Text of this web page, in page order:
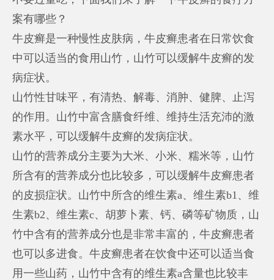
案有哪些？
牛皮癣是一种慢性皮肤病，牛皮癣患者在日常饮食
中可以适当的食用山竹，山竹可以缓解牛皮癣的发
病症状。
山竹性甘味平，有清热、解毒、消肿、健脾、止泻
的作用。山竹中富含膳食纤维、维持生活充沛的激
素水平，可以缓解牛皮癣的发病症状。
山竹的营养成分主要为大米、小米、糯米等，山竹
所含有的营养成分也比较多，可以缓解牛皮癣患者
的皮损症状。山竹中所含的维生素a、维生素b1、维
生素b2、维生素c、胡萝卜素、钙、磷等矿物质，山
竹中含有的营养成分也是非常丰富的，牛皮癣患者
也可以多进食。牛皮癣患者在饮食中还可以适当食
用一些山药，山竹中含有的维生素a含量也比较丰